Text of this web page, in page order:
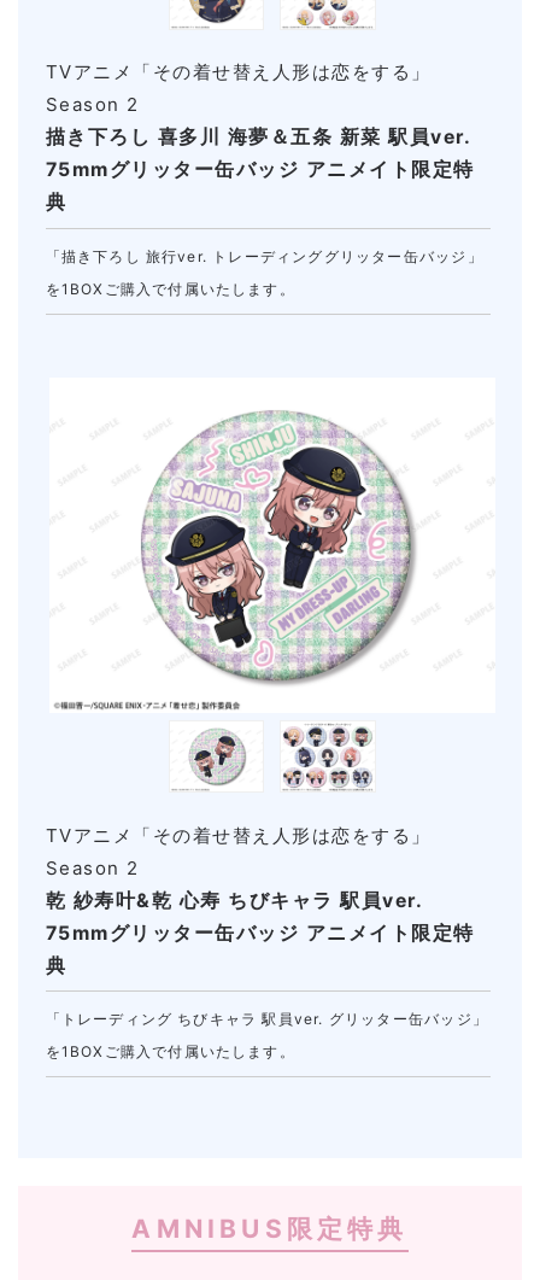
描き下ろし 喜多川 海夢＆五条 新菜 駅員ver.
75mmグリッター缶バッジ アニメイト限定特
典
TVアニメ「その着せ替え人形は恋をする」
Season 2
「描き下ろし 旅行ver. トレーディンググリッター缶バッジ」
を1BOXご購入で付属いたします。
乾 紗寿叶&乾 心寿 ちびキャラ 駅員ver.
75mmグリッター缶バッジ アニメイト限定特
典
TVアニメ「その着せ替え人形は恋をする」
Season 2
「トレーディング ちびキャラ 駅員ver. グリッター缶バッジ」
を1BOXご購入で付属いたします。
AMNIBUS限定特典